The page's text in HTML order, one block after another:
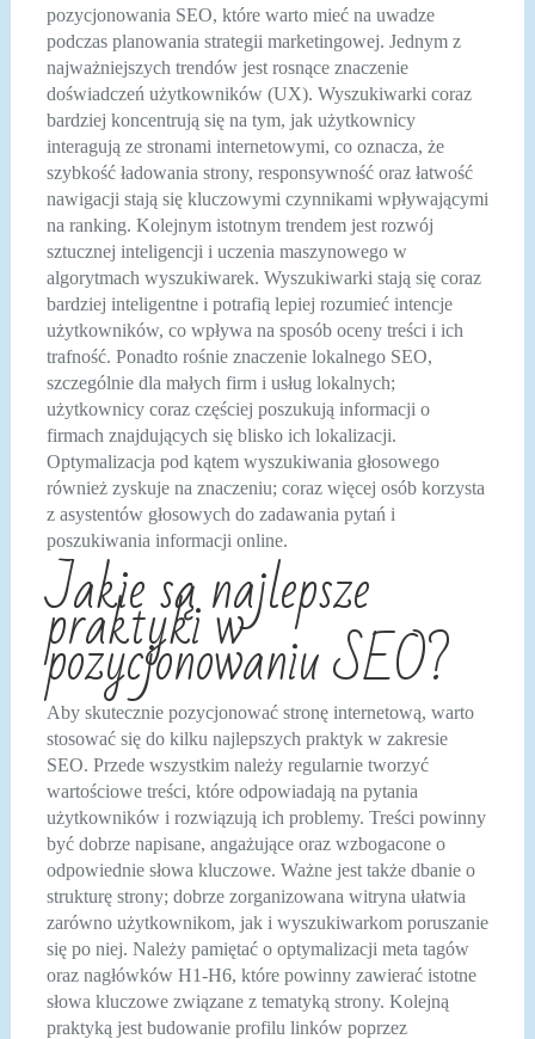
pozycjonowania SEO, które warto mieć na uwadze
podczas planowania strategii marketingowej. Jednym z
najważniejszych trendów jest rosnące znaczenie
doświadczeń użytkowników (UX). Wyszukiwarki coraz
bardziej koncentrują się na tym, jak użytkownicy
interagują ze stronami internetowymi, co oznacza, że
szybkość ładowania strony, responsywność oraz łatwość
nawigacji stają się kluczowymi czynnikami wpływającymi
na ranking. Kolejnym istotnym trendem jest rozwój
sztucznej inteligencji i uczenia maszynowego w
algorytmach wyszukiwarek. Wyszukiwarki stają się coraz
bardziej inteligentne i potrafią lepiej rozumieć intencje
użytkowników, co wpływa na sposób oceny treści i ich
trafność. Ponadto rośnie znaczenie lokalnego SEO,
szczególnie dla małych firm i usług lokalnych;
użytkownicy coraz częściej poszukują informacji o
firmach znajdujących się blisko ich lokalizacji.
Optymalizacja pod kątem wyszukiwania głosowego
również zyskuje na znaczeniu; coraz więcej osób korzysta
z asystentów głosowych do zadawania pytań i
poszukiwania informacji online.
Jakie są najlepsze
praktyki w
pozycjonowaniu SEO?
Aby skutecznie pozycjonować stronę internetową, warto
stosować się do kilku najlepszych praktyk w zakresie
SEO. Przede wszystkim należy regularnie tworzyć
wartościowe treści, które odpowiadają na pytania
użytkowników i rozwiązują ich problemy. Treści powinny
być dobrze napisane, angażujące oraz wzbogacone o
odpowiednie słowa kluczowe. Ważne jest także dbanie o
strukturę strony; dobrze zorganizowana witryna ułatwia
zarówno użytkownikom, jak i wyszukiwarkom poruszanie
się po niej. Należy pamiętać o optymalizacji meta tagów
oraz nagłówków H1-H6, które powinny zawierać istotne
słowa kluczowe związane z tematyką strony. Kolejną
praktyką jest budowanie profilu linków poprzez